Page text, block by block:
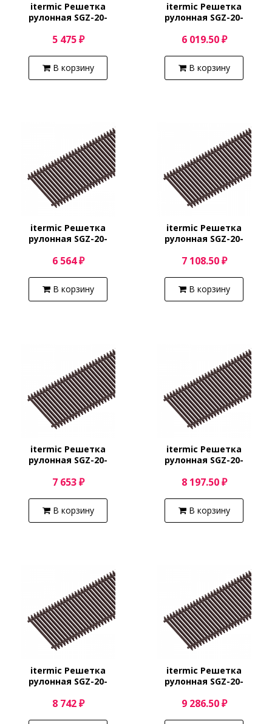
itermic Решетка
рулонная SGZ-20-
5 475 ₽
В корзину
itermic Решетка
рулонная SGZ-20-
6 019.50 ₽
В корзину
itermic Решетка
рулонная SGZ-20-
6 564 ₽
В корзину
itermic Решетка
рулонная SGZ-20-
7 108.50 ₽
В корзину
itermic Решетка
рулонная SGZ-20-
7 653 ₽
В корзину
itermic Решетка
рулонная SGZ-20-
8 197.50 ₽
В корзину
itermic Решетка
рулонная SGZ-20-
8 742 ₽
itermic Решетка
рулонная SGZ-20-
9 286.50 ₽